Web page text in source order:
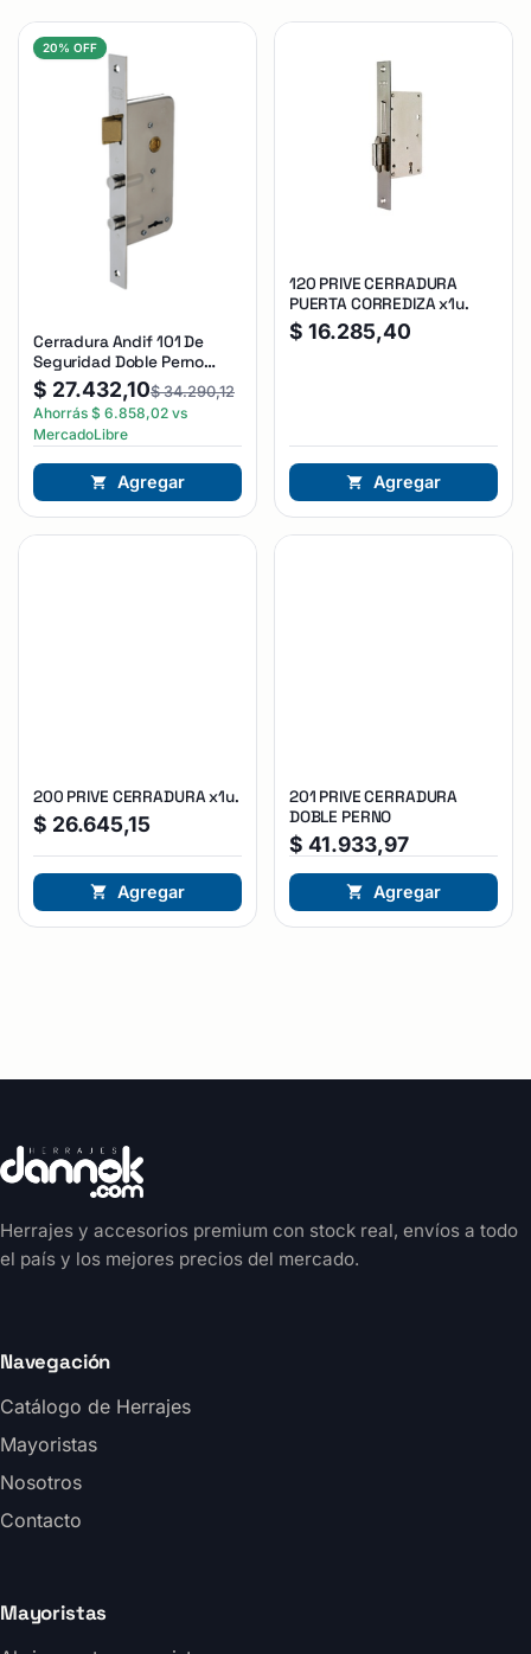
20% OFF
Cerradura Andif 101 De
Seguridad Doble Perno
Reforzada Plateado
$ 27.432,10$34.290,12
Ahorrás $ 6.858,02 vs
MercadoLibre
Agregar
120 PRIVE CERRADURA
PUERTA CORREDIZA x1u.
$ 16.285,40
Agregar
200 PRIVE CERRADURA x1u.
$ 26.645,15
Agregar
201 PRIVE CERRADURA
DOBLE PERNO
$ 41.933,97
Agregar
Herrajes y accesorios premium con stock real, envíos a todo
el país y los mejores precios del mercado.
Navegación
Catálogo de Herrajes
Mayoristas
Nosotros
Contacto
Mayoristas